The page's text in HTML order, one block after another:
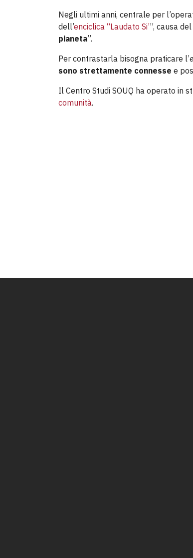
Negli ultimi anni, centrale per
dell’enciclica “Laudato Si’”, causa
pianeta”.
Per contrastarla bisogna praticare l’
sono strettamente connesse e
Il Centro Studi SOUQ ha operato in
comunità.